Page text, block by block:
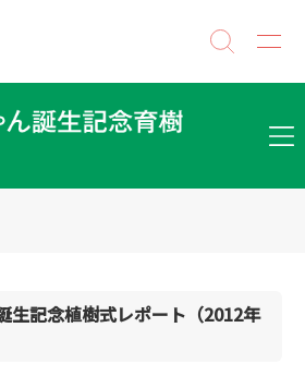
生記念植樹式レポート（2012年